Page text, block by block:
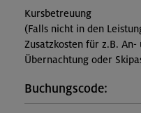
Kursbetreuung
(Falls nicht in den
Zusatzkosten für z.B.
Übernachtung oder
Buchungscode: